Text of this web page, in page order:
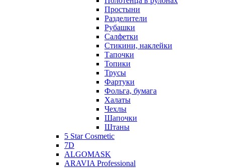
Простыни
Разделители
Рубашки
Салфетки
Стикини, наклейки
Тапочки
Топики
Трусы
Фартуки
Фольга, бумага
Халаты
Чехлы
Шапочки
Штаны
5 Star Cosmetic
7D
ALGOMASK
ARAVIA Professional